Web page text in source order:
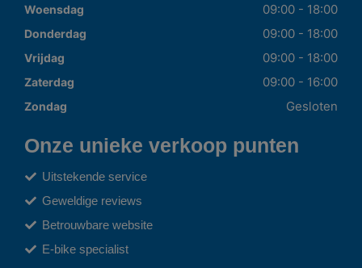
Woensdag 09:00 - 18:00
Donderdag 09:00 - 18:00
Vrijdag 09:00 - 18:00
Zaterdag 09:00 - 16:00
Zondag Gesloten
Onze unieke verkoop punten
Uitstekende service
Geweldige reviews
Betrouwbare website
E-bike specialist